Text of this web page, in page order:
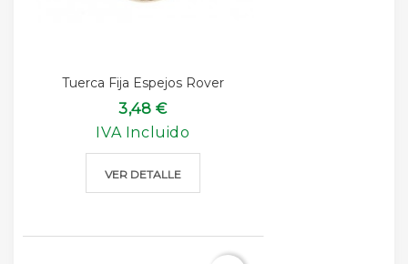
Tuerca Fija Espejos Rover
3,48 €
IVA Incluido
VER DETALLE